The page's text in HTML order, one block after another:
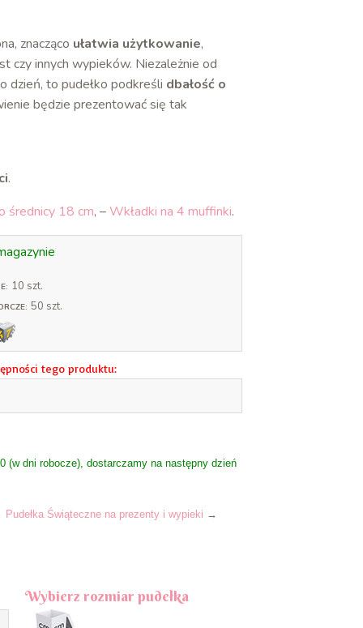
znacząco ułatwia użytkowanie,
czy innych wypieków. Niezależnie od
dzień, to pudełko podkreśli dbałość o
będzie prezentować się tak
.
średnicy 18 cm, –Wkładki na 4 muffinki.
10 szt.
50 szt.
tego produktu:
(w dni robocze), dostarczamy na następny dzień
Pudełka Świąteczne na prezenty i wypieki →
Wybierz rozmiar pudełka